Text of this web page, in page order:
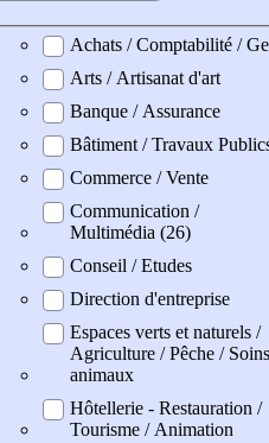
Domaine professionel
Achats / Comptabilité /
Arts / Artisanat d'art
Banque / Assurance
Bâtiment / Travaux
Commerce / Vente
Communication /
Multimédia (26)
Conseil / Etudes
Direction d'entreprise
Espaces verts et naturels /
Agriculture / Pêche /
animaux
Hôtellerie - Restauration /
Tourisme / Animation